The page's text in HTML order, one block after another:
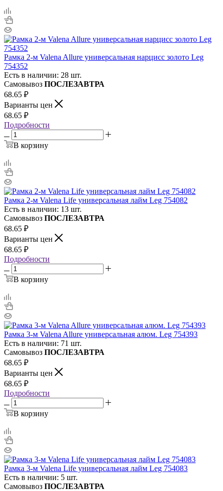
Рамка 2-м Valena Allure универсальная нарцисс золото Leg
754352
Есть в наличии: 28 шт.
Самовывоз ПОСЛЕЗАВТРА
68.65 ₽
Варианты цен
68.65 ₽
Подробности
В корзину
Рамка 2-м Valena Life универсальная лайм Leg 754082
Есть в наличии: 13 шт.
Самовывоз ПОСЛЕЗАВТРА
68.65 ₽
Варианты цен
68.65 ₽
Подробности
В корзину
Рамка 3-м Valena Allure универсальная алюм. Leg 754393
Есть в наличии: 71 шт.
Самовывоз ПОСЛЕЗАВТРА
68.65 ₽
Варианты цен
68.65 ₽
Подробности
В корзину
Рамка 3-м Valena Life универсальная лайм Leg 754083
Есть в наличии: 5 шт.
Самовывоз ПОСЛЕЗАВТРА